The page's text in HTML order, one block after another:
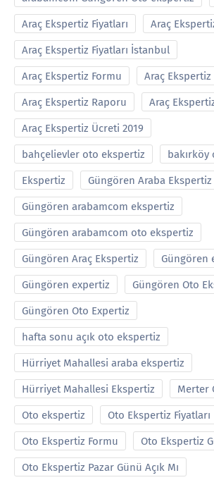
Araç Ekspertiz Fiyatları Araç
Araç Ekspertiz Fiyatları İstanbul
Araç Ekspertiz Formu Araç
Araç Ekspertiz Raporu Araç
Araç Ekspertiz Ücreti 2019
bahçelievler oto ekspertiz bakırköy
Ekspertiz Güngören Araba Ekspertiz
Güngören arabamcom ekspertiz
Güngören arabamcom oto ekspertiz
Güngören Araç Ekspertiz Güngören
Güngören expertiz Güngören Oto
Güngören Oto Expertiz
hafta sonu açık oto ekspertiz
Hürriyet Mahallesi araba ekspertiz
Hürriyet Mahallesi Ekspertiz Merter
Oto ekspertiz Oto Ekspertiz Fiyatları
Oto Ekspertiz Formu Oto Ekspertiz
Oto Ekspertiz Pazar Günü Açık Mı